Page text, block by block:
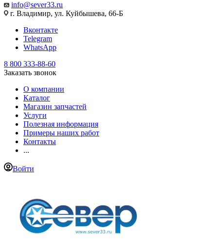
info@sever33.ru
г. Владимир, ул. Куйбышева, 66-Б
Вконтакте
Telegram
WhatsApp
8 800 333-88-60
Заказать звонок
О компании
Каталог
Магазин запчастей
Услуги
Полезная информация
Примеры наших работ
Контакты
...
Войти